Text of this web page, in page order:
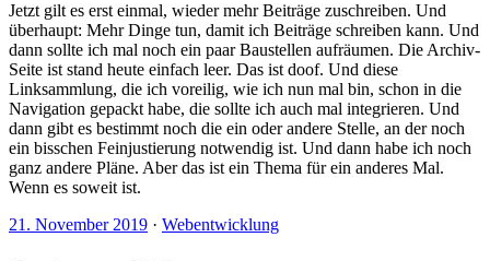
Jetzt gilt es erst einmal, wieder mehr Beiträge zuschreiben. Und
überhaupt: Mehr Dinge tun, damit ich Beiträge schreiben kann. Und
dann sollte ich mal noch ein paar Baustellen aufräumen. Die Archiv-
Seite ist stand heute einfach leer. Das ist doof. Und diese
Linksammlung, die ich voreilig, wie ich nun mal bin, schon in die
Navigation gepackt habe, die sollte ich auch mal integrieren. Und
dann gibt es bestimmt noch die ein oder andere Stelle, an der noch
ein bisschen Feinjustierung notwendig ist. Und dann habe ich noch
ganz andere Pläne. Aber das ist ein Thema für ein anderes Mal.
Wenn es soweit ist.
21. November 2019 · Webentwicklung